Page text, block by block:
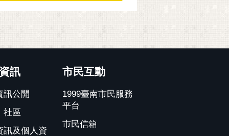
訊
訊公開
社區
訊及個人資
市民互動
1999臺南市民服務
平台
市民信箱